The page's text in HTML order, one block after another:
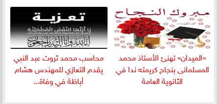
«الميدان» تهنئ الأستاذ محمد
المسلمانى بنجاح كريمته ندا في
الثانوية العامة
​محاسب محمد ثروت عبد النبي
يقدم التعازي للمهندس هشام
أباظة في وفاة...